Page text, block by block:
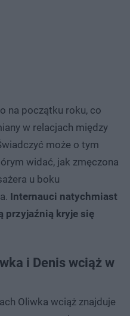
na początku roku, co
w relacjach między
może o tym
widać, jak zmęczona
u boku
Internauci natychmiast
przyjaźnią kryje się
i Denis wciąż w
Oliwka wciąż znajduje